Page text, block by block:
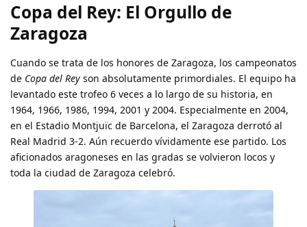
Copa del Rey: El Orgullo de
Zaragoza
Cuando se trata de los honores de Zaragoza, los campeonatos
de Copa del Rey son absolutamente primordiales. El equipo ha
levantado este trofeo 6 veces a lo largo de su historia, en
1964, 1966, 1986, 1994, 2001 y 2004. Especialmente en 2004,
en el Estadio Montjuïc de Barcelona, el Zaragoza derrotó al
Real Madrid 3-2. Aún recuerdo vívidamente ese partido. Los
aficionados aragoneses en las gradas se volvieron locos y
toda la ciudad de Zaragoza celebró.